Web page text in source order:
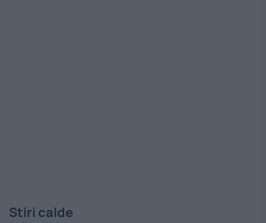
Stiri calde